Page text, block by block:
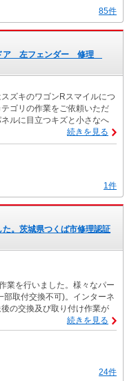
85件
ア 左フェンダー 修理
ズキのワゴンRスマイルにつ
ゴリの作業をご依頼いただ
ルに目立つキズと小さなへ
続きを見る
1件
。茨城県つくば市修理認証
業を行いました。様々なパー
部取付交換不可)。インターネ
の交換及び取り付け作業が
続きを見る
24件